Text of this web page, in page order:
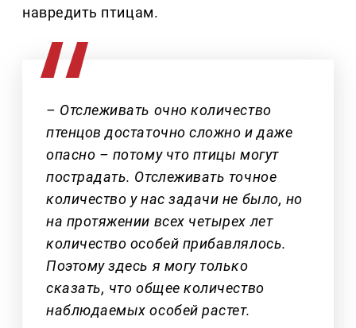
навредить птицам.
– Отслеживать очно количество
птенцов достаточно сложно и даже
опасно – потому что птицы могут
пострадать. Отслеживать точное
количество у нас задачи не было, но
на протяжении всех четырех лет
количество особей прибавлялось.
Поэтому здесь я могу только
сказать, что общее количество
наблюдаемых особей растет.